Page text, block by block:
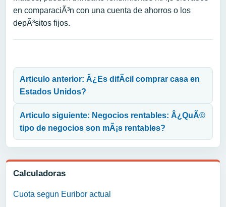
Calculadoras
Cuota segun Euribor actual
en comparaciÃ³n con una cuenta de ahorros o los
depÃ³sitos fijos.
Articulo anterior: Â¿Es difÃ­cil comprar casa en
Estados Unidos?
Articulo siguiente: Negocios rentables: Â¿QuÃ©
tipo de negocios son mÃ¡s rentables?